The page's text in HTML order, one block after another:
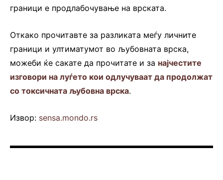
граници е продлабочување на врската.
Откако прочитавте за разликата меѓу личните
граници и ултиматумот во љубовната врска,
можеби ќе сакате да прочитате и за најчестите
изговори на луѓето кои одлучуваат да продолжат
со токсичната љубовна врска.
Извор: sensa.mondo.rs